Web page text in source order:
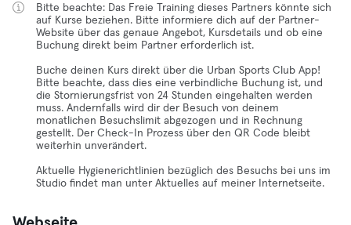
Bitte beachte: Das Freie Training dieses Partners könnte sich
auf Kurse beziehen. Bitte informiere dich auf der Partner-
Website über das genaue Angebot, Kursdetails und ob eine
Buchung direkt beim Partner erforderlich ist.
Buche deinen Kurs direkt über die Urban Sports Club App!
Bitte beachte, dass dies eine verbindliche Buchung ist, und
die Stornierungsfrist von 24 Stunden eingehalten werden
muss. Andernfalls wird dir der Besuch von deinem
monatlichen Besuchslimit abgezogen und in Rechnung
gestellt. Der Check-In Prozess über den QR Code bleibt
weiterhin unverändert.
Aktuelle Hygienerichtlinien bezüglich des Besuchs bei uns im
Studio findet man unter Aktuelles auf meiner Internetseite.